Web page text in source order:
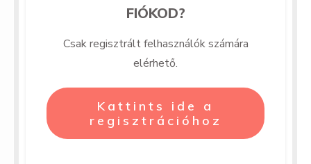
FIÓKOD?
Csak regisztrált felhasználók számára
elérhető.
Kattints ide a
regisztrációhoz